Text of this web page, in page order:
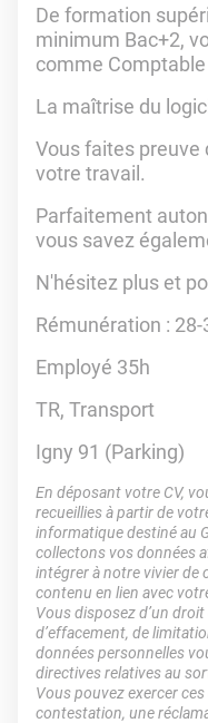
De formation
minimum Bac+2,
comme
La maîtrise du
Vous faites preuve
votre travail.
Parfaitement
vous savez
N'hésitez plus et
Rémunération :
Employé 35h
TR, Transport
Igny 91 (Parking)
En déposant votre CV,
recueillies à partir de
informatique destiné au
collectons vos données
intégrer à notre vivier de
contenu en lien avec
Vous disposez d’un
d’effacement, de
données personnelles
directives relatives au
Vous pouvez exercer
contestation, une